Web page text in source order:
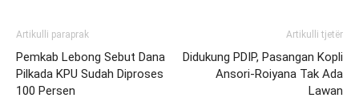
Artikulli paraprak
Pemkab Lebong Sebut Dana
Pilkada KPU Sudah Diproses
100 Persen
Artikulli tjetër
Didukung PDIP, Pasangan Kopli
Ansori-Roiyana Tak Ada
Lawan